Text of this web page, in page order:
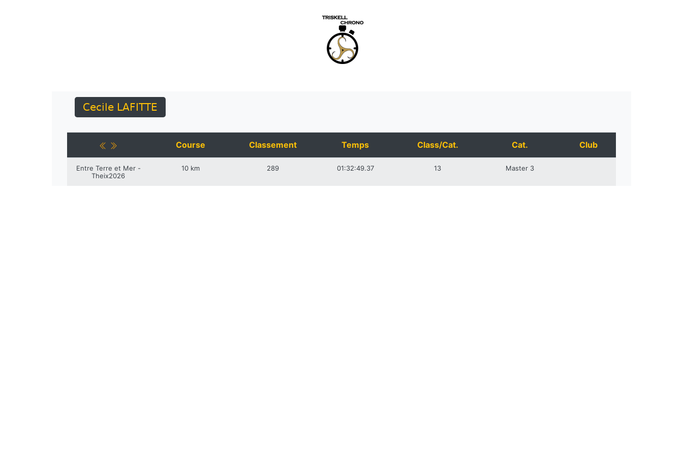
Cecile LAFITTE
Course Classement Temps Class/Cat. Cat. Club
Entre Terre et Mer -
Theix2026
10 km 289 01:32:49.37 13 Master 3